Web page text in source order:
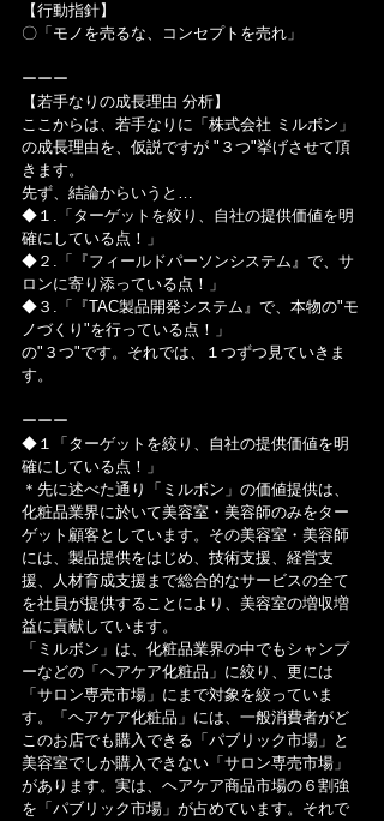
【行動指針】
〇「モノを売るな、コンセプトを売れ」
ーーー
【若手なりの成長理由 分析】
ここからは、若手なりに「株式会社 ミルボン」
の成長理由を、仮説ですが "３つ"挙げさせて頂
きます。
先ず、結論からいうと…
◆１.「ターゲットを絞り、自社の提供価値を明
確にしている点！」
◆２.「『フィールドパーソンシステム』で、サ
ロンに寄り添っている点！」
◆３.「『TAC製品開発システム』で、本物の"モ
ノづくり"を行っている点！」
の"３つ"です。それでは、１つずつ見ていきま
す。
ーーー
◆１「ターゲットを絞り、自社の提供価値を明
確にしている点！」
＊先に述べた通り「ミルボン」の価値提供は、
化粧品業界に於いて美容室・美容師のみをター
ゲット顧客としています。その美容室・美容師
には、製品提供をはじめ、技術支援、経営支
援、人材育成支援まで総合的なサービスの全て
を社員が提供することにより、美容室の増収増
益に貢献しています。
「ミルボン」は、化粧品業界の中でもシャンプ
ーなどの「ヘアケア化粧品」に絞り、更には
「サロン専売市場」にまで対象を絞っていま
す。「ヘアケア化粧品」には、一般消費者がど
このお店でも購入できる「パブリック市場」と
美容室でしか購入できない「サロン専売市場」
があります。実は、ヘアケア商品市場の６割強
を「パブリック市場」が占めています。それで